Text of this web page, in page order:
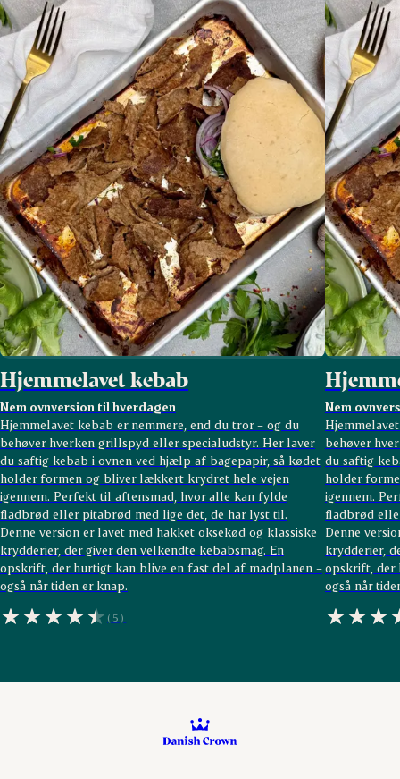
Hjemmelavet kebab
Nem ovnversion til hverdagen
Hjemmelavet kebab er nemmere, end du tror – og du
behøver hverken grillspyd eller specialudstyr. Her laver
du saftig kebab i ovnen ved hjælp af bagepapir, så kødet
holder formen og bliver lækkert krydret hele vejen
igennem. Perfekt til aftensmad, hvor alle kan fylde
fladbrød eller pitabrød med lige det, de har lyst til.
Denne version er lavet med hakket oksekød og klassiske
krydderier, der giver den velkendte kebabsmag. En
opskrift, der hurtigt kan blive en fast del af madplanen –
også når tiden er knap.
(5)
Nem
behøver
du saftig
holder
igennem.
fladbrød
Denne
krydderier,
opskrift, der
også når